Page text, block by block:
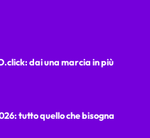
dai una marcia in più
tutto quello che bisogna